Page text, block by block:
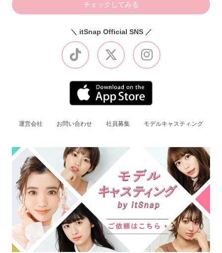
チェックしてみる
＼ itSnap Official SNS ／
運営会社 お問い合わせ 社員募集 モデルキャスティング